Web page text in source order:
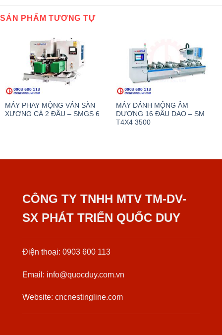
SẢN PHẨM TƯƠNG TỰ
MÁY PHAY MỘNG VÁN SÀN
XƯƠNG CÁ 2 ĐẦU – SMGS 6
MÁY ĐÁNH MỘNG ÂM
DƯƠNG 16 ĐẦU DAO – SM
T4X4 3500
CÔNG TY TNHH MTV TM-DV-
SX PHÁT TRIỂN QUỐC DUY
Điện thoại: 0903 600 113
Email: info@quocduy.com.vn
Website: cncnestingline.com